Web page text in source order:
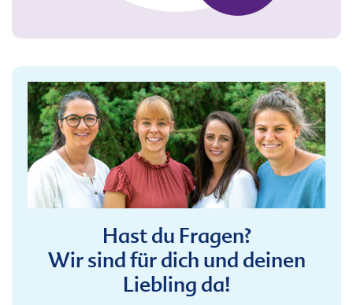
Hast du Fragen?
Wir sind für dich und deinen
Liebling da!